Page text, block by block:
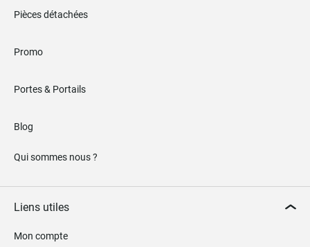
Pièces détachées
Promo
Portes & Portails
Blog
Qui sommes nous ?
Liens utiles
Mon compte